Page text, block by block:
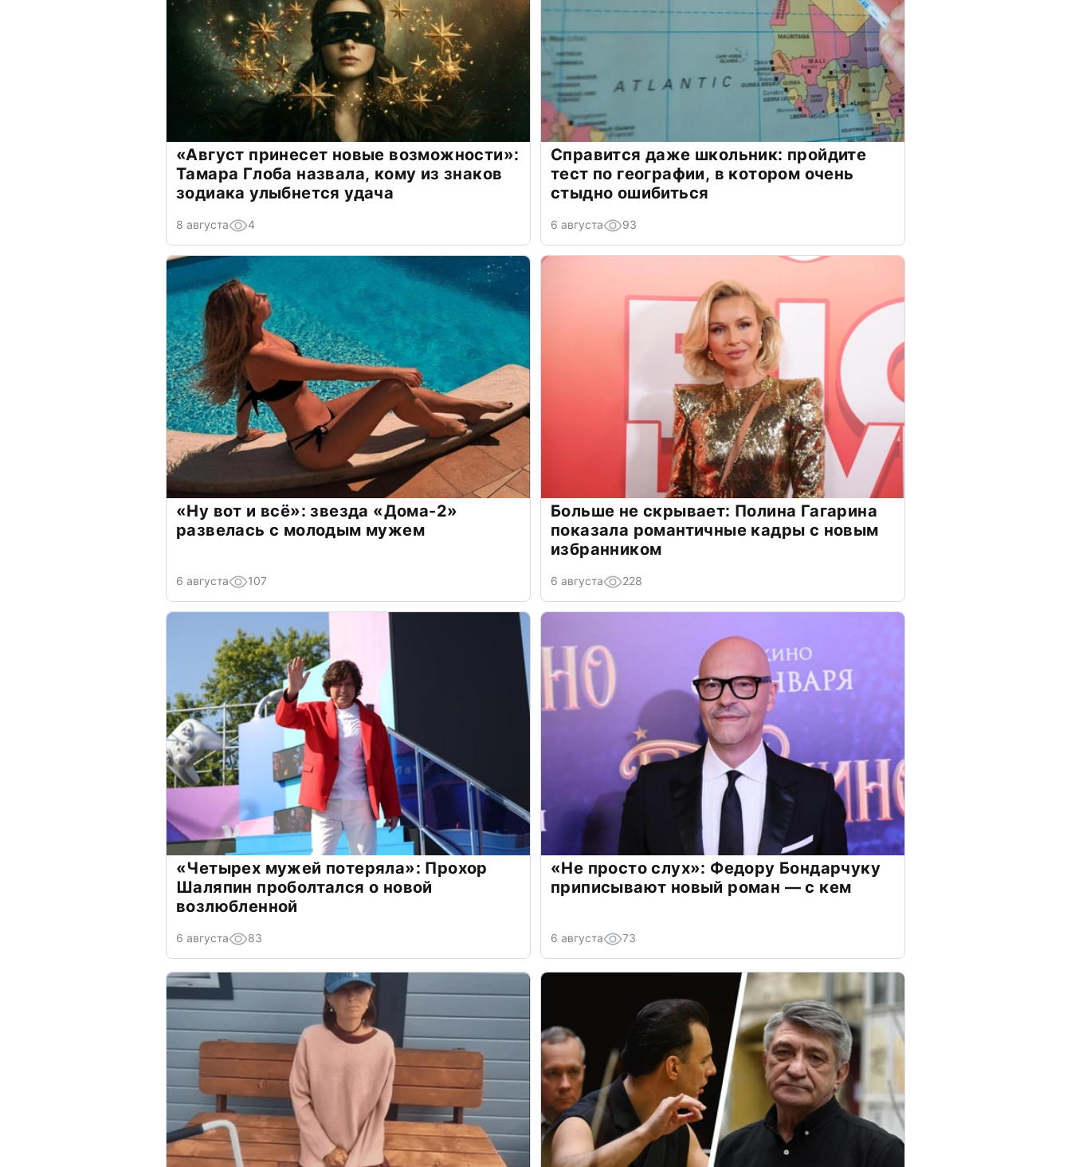
«Август принесет новые возможности»:
Тамара Глоба назвала, кому из знаков
зодиака улыбнется удача
8 августа 4
Справится даже школьник: пройдите
тест по географии, в котором очень
стыдно ошибиться
6 августа 93
«Ну вот и всё»: звезда «Дома-2»
развелась с молодым мужем
6 августа 107
Больше не скрывает: Полина Гагарина
показала романтичные кадры с новым
избранником
6 августа 228
«Четырех мужей потеряла»: Прохор
Шаляпин проболтался о новой
возлюбленной
6 августа 83
«Не просто слух»: Федору Бондарчуку
приписывают новый роман — с кем
6 августа 73